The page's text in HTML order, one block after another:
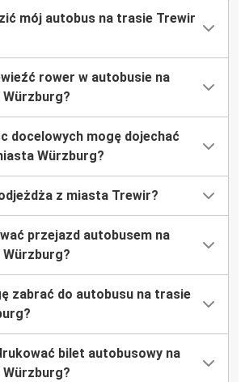
mój autobus na trasie Trewir
rower w autobusie na
docelowych mogę dojechać
Würzburg?
z miasta Trewir?
przejazd autobusem na
zabrać do autobusu na trasie
bilet autobusowy na